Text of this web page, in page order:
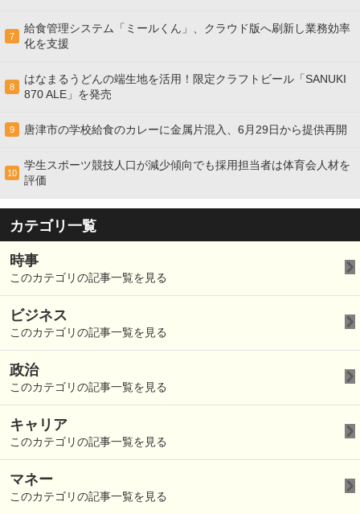
7
給食管理システム「ミールくん」、クラウド版へ刷新し業務効率
化を支援
8
はなまるうどんの端生地を活用！限定クラフトビール「SANUKI
870 ALE」を発売
9 唐津市の学校給食のカレーに金属片混入、6月29日から提供再開
10
学生スポーツ競技人口が減少傾向でも採用担当者は体育会人材を
評価
カテゴリ一覧
時事
このカテゴリの記事一覧を見る
ビジネス
このカテゴリの記事一覧を見る
政治
このカテゴリの記事一覧を見る
キャリア
このカテゴリの記事一覧を見る
マネー
このカテゴリの記事一覧を見る